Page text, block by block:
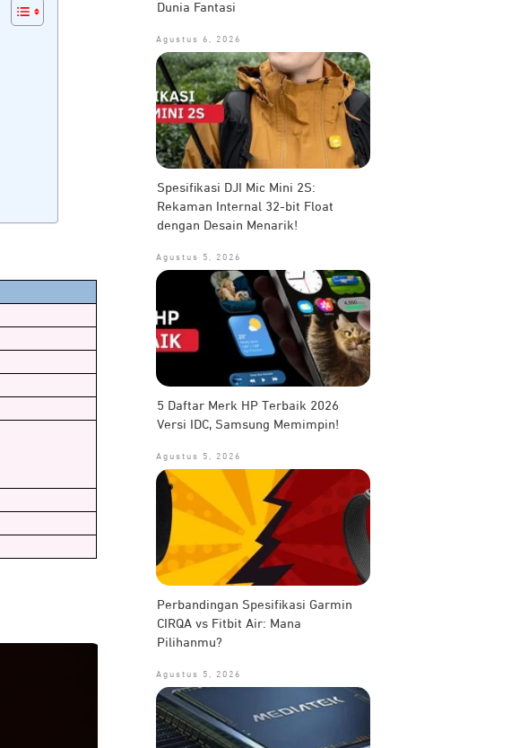
Dunia Fantasi
Agustus 6, 2026
Spesifikasi DJI Mic Mini 2S:
Rekaman Internal 32-bit Float
dengan Desain Menarik!
Agustus 5, 2026
5 Daftar Merk HP Terbaik 2026
Versi IDC, Samsung Memimpin!
Agustus 5, 2026
Perbandingan Spesifikasi Garmin
CIRQA vs Fitbit Air: Mana
Pilihanmu?
Agustus 5, 2026